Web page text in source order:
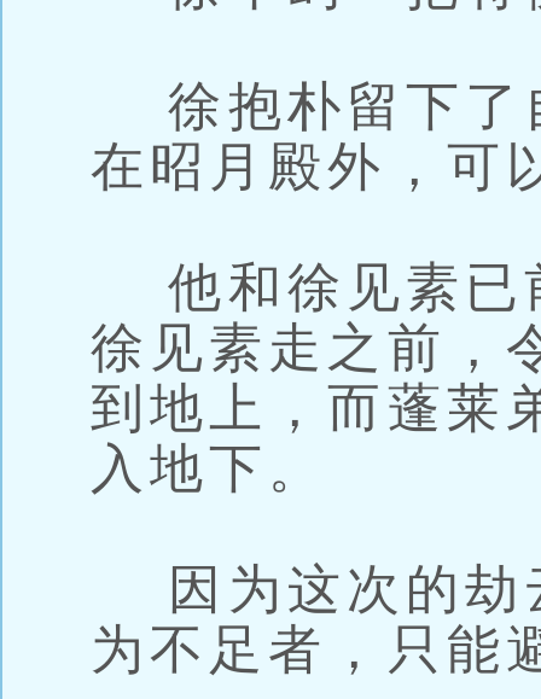
徐抱朴留下了
在昭月殿外，可
他和徐见素已
徐见素走之前，
到地上，而蓬莱
入地下。
因为这次的劫
为不足者，只能